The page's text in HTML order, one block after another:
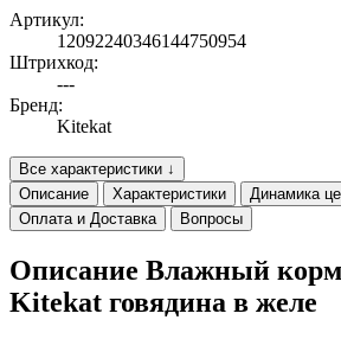
Артикул:
12092240346144750954
Штрихкод:
---
Бренд:
Kitekat
Все характеристики ↓
Описание
Характеристики Динамика
Оплата и Доставка
Вопросы
Описание Влажный
Kitekat говядина в желе